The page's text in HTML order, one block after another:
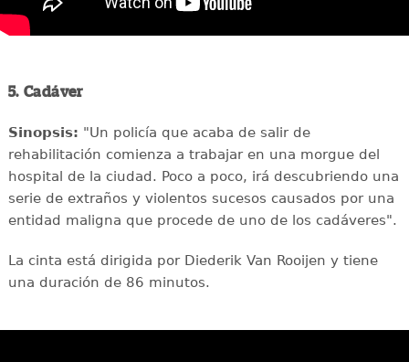
5. Cadáver
Sinopsis: "Un policía que acaba de salir de
rehabilitación comienza a trabajar en una morgue del
hospital de la ciudad. Poco a poco, irá descubriendo una
serie de extraños y violentos sucesos causados por una
entidad maligna que procede de uno de los cadáveres".
La cinta está dirigida por Diederik Van Rooijen y tiene
una duración de 86 minutos.